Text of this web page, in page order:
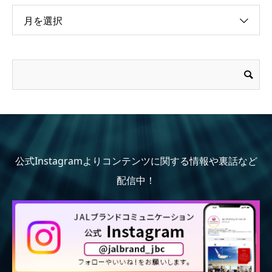
月を選択
公式Instagramよりコンテンツに関する情報や裏話など
配信中！